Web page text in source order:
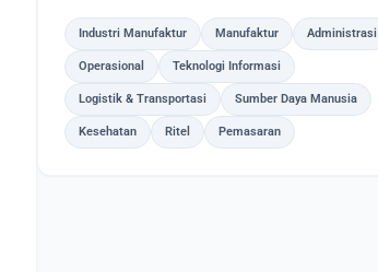
Industri Manufaktur Manufaktur Administrasi
Operasional Teknologi Informasi
Logistik & Transportasi Sumber Daya Manusia
Kesehatan Ritel Pemasaran